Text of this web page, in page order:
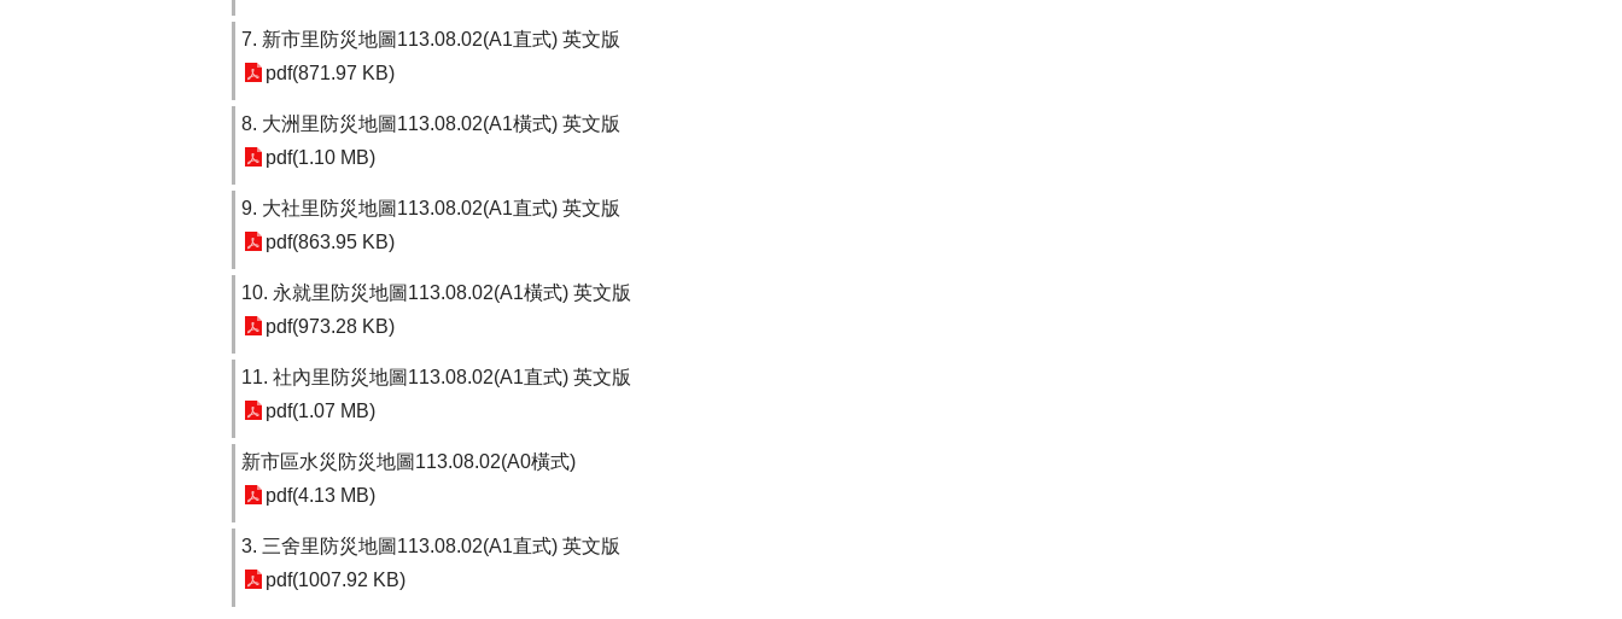
7. 新市里防災地圖113.08.02(A1直式) 英文版
pdf(871.97 KB)
8. 大洲里防災地圖113.08.02(A1橫式) 英文版
pdf(1.10 MB)
9. 大社里防災地圖113.08.02(A1直式) 英文版
pdf(863.95 KB)
10. 永就里防災地圖113.08.02(A1橫式) 英文版
pdf(973.28 KB)
11. 社內里防災地圖113.08.02(A1直式) 英文版
pdf(1.07 MB)
新市區水災防災地圖113.08.02(A0橫式)
pdf(4.13 MB)
3. 三舍里防災地圖113.08.02(A1直式) 英文版
pdf(1007.92 KB)